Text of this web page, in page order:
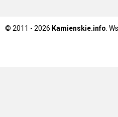
© 2011 - 2026 Kamienskie.info .